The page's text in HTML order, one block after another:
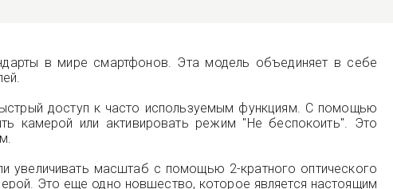
в мире смартфонов. Эта модель объединяет в себе
доступ к часто используемым функциям. С помощью
камерой или активировать режим "Не беспокоить". Это
увеличивать масштаб с помощью 2-кратного оптического
Это еще одно новшество, которое является настоящим